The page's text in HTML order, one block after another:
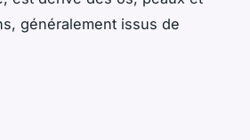
généralement issus de